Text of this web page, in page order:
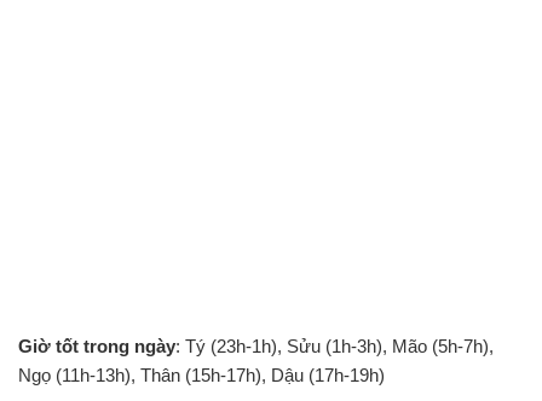
Giờ tốt trong ngày: Tý (23h-1h), Sửu (1h-3h), Mão (5h-7h),
Ngọ (11h-13h), Thân (15h-17h), Dậu (17h-19h)